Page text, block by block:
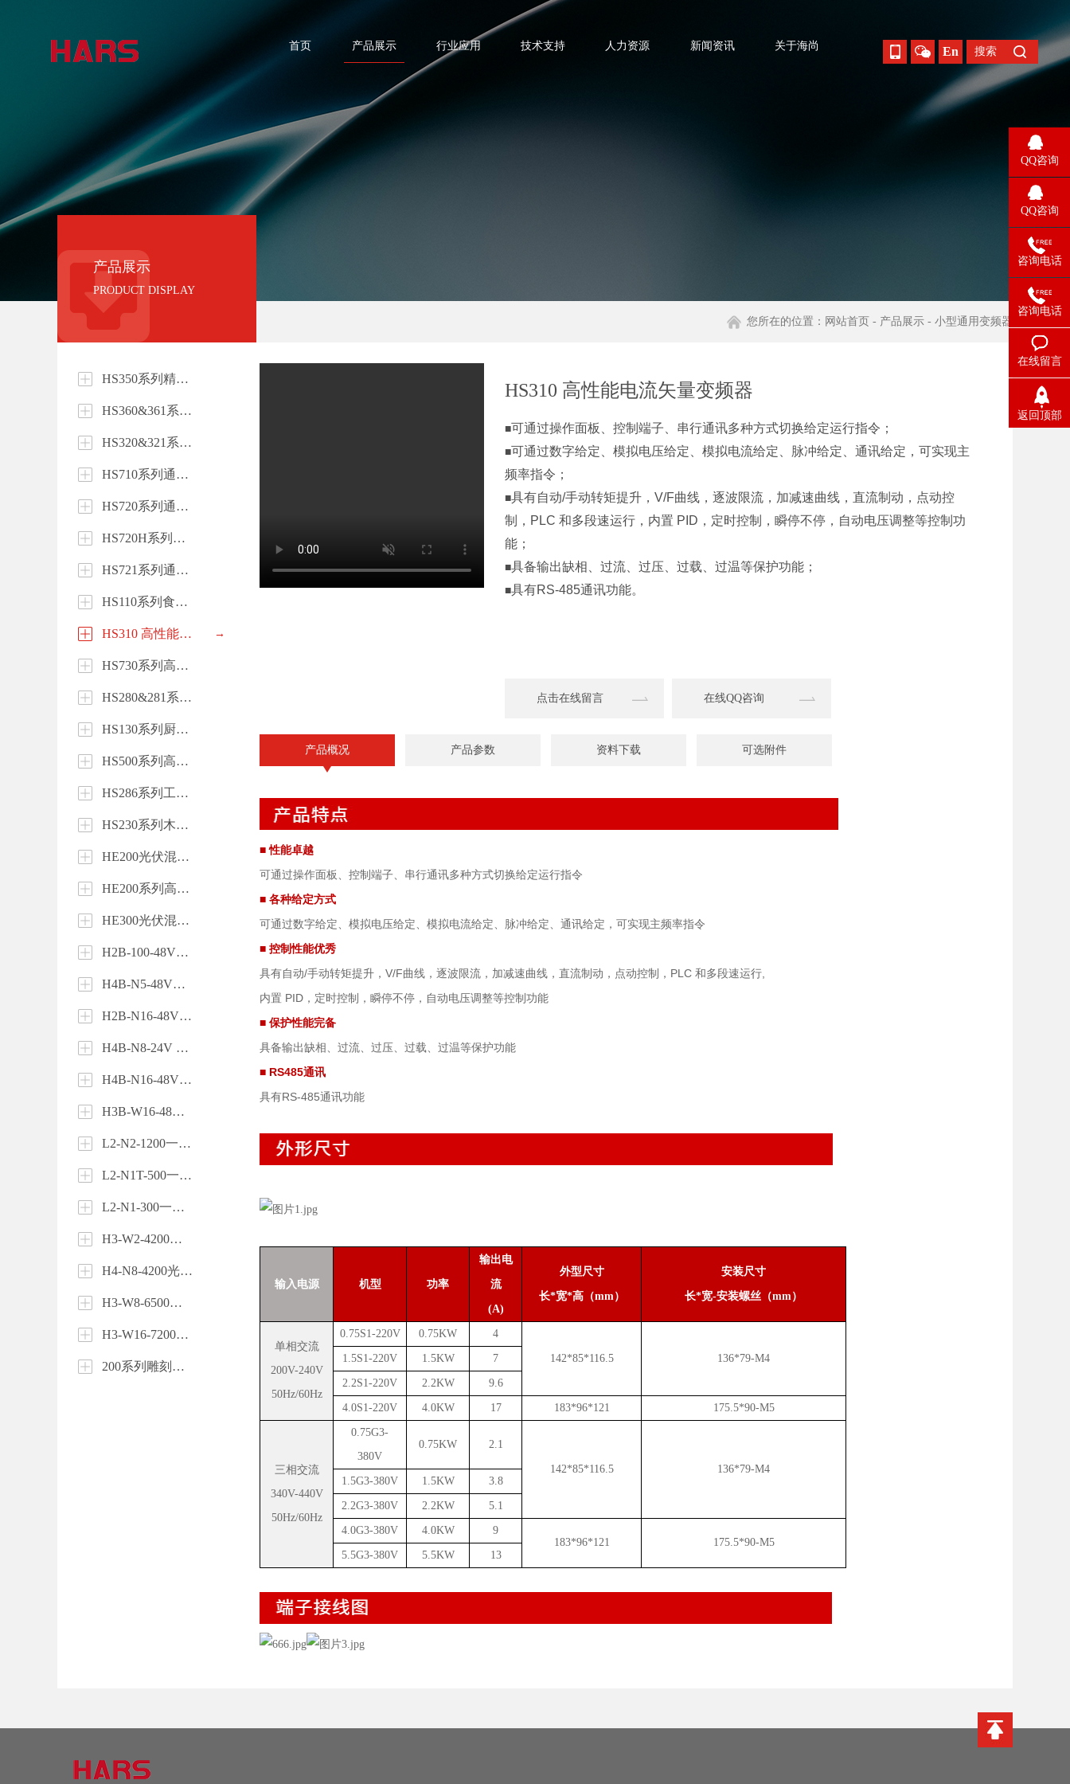
搜索
En
首页 产品展示 行业应用 技术支持 人力资源 新闻资讯 关于海尚
产品展示
PRODUCT DISPLAY
您所在的位置： 网站首页 - 产品展示 - 小型通用变频器
HS350系列精致型变频器
HS360&361系列精致型变频器
HS320&321系列精致型开环矢量变频器
HS710系列通用型变频器
HS720系列通用高性能矢量变频器
HS720H系列大功率高性能矢量变频器
HS721系列通用永磁变频器
HS110系列食品机械精巧型变频器
HS310 高性能电流矢量变频器 →
HS730系列高防护变频器
HS280&281系列风机温控专用变频器
HS130系列厨房风机变频控制器
HS500系列高性能矢量变频器
HS286系列工业风扇变频器
HS230系列木工机械专用变频器
HE200光伏混网逆变器
HE200系列高防护混网逆变器
HE300光伏混网逆变器
H2B-100-48V磷酸铁锂电池
H4B-N5-48V储能电池
H2B-N16-48V 堆叠式储能电池
H4B-N8-24V 储能电池
H4B-N16-48V储能电池
H3B-W16-48V电池柜
L2-N2-1200一体机
L2-N1T-500一体机
L2-N1-300一体机
H3-W2-4200光储一体机
H4-N8-4200光储一体机
H3-W8-6500光储一体机
H3-W16-7200光储一体机
200系列雕刻机专用变频器
HS310 高性能电流矢量变频器
■可通过操作面板、控制端子、串行通讯多种方式切换给定运行指令；
■可通过数字给定、模拟电压给定、模拟电流给定、脉冲给定、通讯给定，可实现主
频率指令；
■具有自动/手动转矩提升，V/F曲线，逐波限流，加减速曲线，直流制动，点动控
制，PLC 和多段速运行，内置 PID，定时控制，瞬停不停，自动电压调整等控制功
能；
■具备输出缺相、过流、过压、过载、过温等保护功能；
■具有RS-485通讯功能。
点击在线留言 在线QQ咨询
产品概况 产品参数 资料下载 可选附件
■ 性能卓越
可通过操作面板、控制端子、串行通讯多种方式切换给定运行指令
■ 各种给定方式
可通过数字给定、模拟电压给定、模拟电流给定、脉冲给定、通讯给定，可实现主频率指令
■ 控制性能优秀
具有自动/手动转矩提升，V/F曲线，逐波限流，加减速曲线，直流制动，点动控制，PLC 和多段速运行,
内置 PID，定时控制，瞬停不停，自动电压调整等控制功能
■ 保护性能完备
具备输出缺相、过流、过压、过载、过温等保护功能
■ RS485通讯
具有RS-485通讯功能
输入电源 机型 功率
输出电
流
(A)
外型尺寸
长*宽*高（mm）
安装尺寸
长*宽-安装螺丝（mm）
单相交流
200V-240V
50Hz/60Hz
0.75S1-220V 0.75KW 4
142*85*116.5 136*79-M4
1.5S1-220V 1.5KW 7
2.2S1-220V 2.2KW 9.6
4.0S1-220V 4.0KW 17 183*96*121 175.5*90-M5
三相交流
340V-440V
50Hz/60Hz
0.75G3-
380V
0.75KW 2.1
142*85*116.5
136*79-M4
1.5G3-380V
1.5KW 3.8
2.2G3-380V 2.2KW 5.1
4.0G3-380V 4.0KW
9
183*96*121
175.5*90-M5
5.5G3-380V
5.5KW 13
QQ咨询
QQ咨询
咨询电话
咨询电话
在线留言
返回顶部